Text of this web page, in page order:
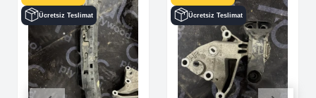
Ücretsiz Teslimat Ücretsiz Teslimat